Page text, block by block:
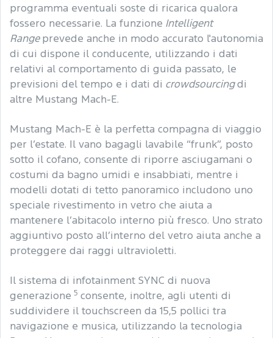
programma eventuali soste di ricarica qualora
fossero necessarie. La funzione Intelligent
Rangeprevede anche in modo accurato l'autonomia
di cui dispone il conducente, utilizzando i dati
relativi al comportamento di guida passato, le
previsioni del tempo e i dati di crowdsourcingdi
altre Mustang Mach-E.
Mustang Mach-E è la perfetta compagna di viaggio
per l’estate. Il vano bagagli lavabile “frunk”, posto
sotto il cofano, consente di riporre asciugamani o
costumi da bagno umidi e insabbiati, mentre i
modelli dotati di tetto panoramico includono uno
speciale rivestimento in vetro che aiuta a
mantenere l’abitacolo interno più fresco. Uno strato
aggiuntivo posto all’interno del vetro aiuta anche a
proteggere dai raggi ultravioletti.
Il sistema di infotainment SYNC di nuova
generazione 5 consente, inoltre, agli utenti di
suddividere il touchscreen da 15,5 pollici tra
navigazione e musica, utilizzando la tecnologia